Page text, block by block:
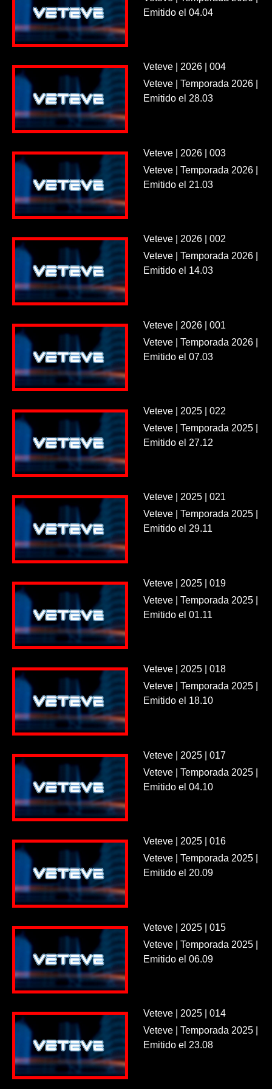
Emitido el 04.04
Veteve | 2026 | 004
Veteve | Temporada 2026 |
Emitido el 28.03
Veteve | 2026 | 003
Veteve | Temporada 2026 |
Emitido el 21.03
Veteve | 2026 | 002
Veteve | Temporada 2026 |
Emitido el 14.03
Veteve | 2026 | 001
Veteve | Temporada 2026 |
Emitido el 07.03
Veteve | 2025 | 022
Veteve | Temporada 2025 |
Emitido el 27.12
Veteve | 2025 | 021
Veteve | Temporada 2025 |
Emitido el 29.11
Veteve | 2025 | 019
Veteve | Temporada 2025 |
Emitido el 01.11
Veteve | 2025 | 018
Veteve | Temporada 2025 |
Emitido el 18.10
Veteve | 2025 | 017
Veteve | Temporada 2025 |
Emitido el 04.10
Veteve | 2025 | 016
Veteve | Temporada 2025 |
Emitido el 20.09
Veteve | 2025 | 015
Veteve | Temporada 2025 |
Emitido el 06.09
Veteve | 2025 | 014
Veteve | Temporada 2025 |
Emitido el 23.08